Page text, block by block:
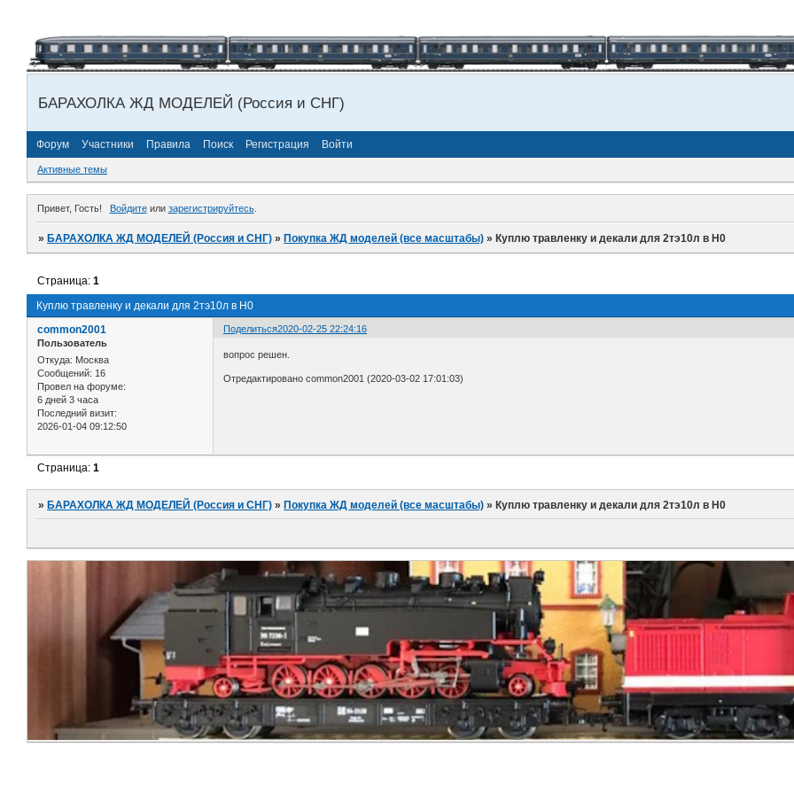
БАРАХОЛКА ЖД МОДЕЛЕЙ (Россия и СНГ)
Форум Участники Правила Поиск Регистрация Войти
Активные темы
Привет, Гость! Войдитеили зарегистрируйтесь.
»БАРАХОЛКА ЖД МОДЕЛЕЙ (Россия и СНГ) »Покупка ЖД моделей (все масштабы) »Куплю травленку и декали для 2тэ10л в H0
Куплю травленку и декали для 2тэ10л в H0
Страница:1
Поделиться2020-02-25 22:24:16
common2001
Пользователь
Откуда: Москва
Сообщений: 16
Провел на форуме:
6 дней 3 часа
Последний визит:
2026-01-04 09:12:50
вопрос решен.
Отредактировано common2001 (2020-03-02 17:01:03)
Страница:1
» БАРАХОЛКА ЖД МОДЕЛЕЙ (Россия и СНГ) » Покупка ЖД моделей (все масштабы) » Куплю травленку и декали для 2тэ10л в H0